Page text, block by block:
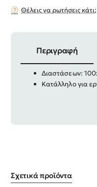
Θέλεις να ρωτήσεις κάτι;
Περιγραφή
Πολύπτερο
Διαστάσεων:
Κατάλληλο για
Σχετικά προϊόντα